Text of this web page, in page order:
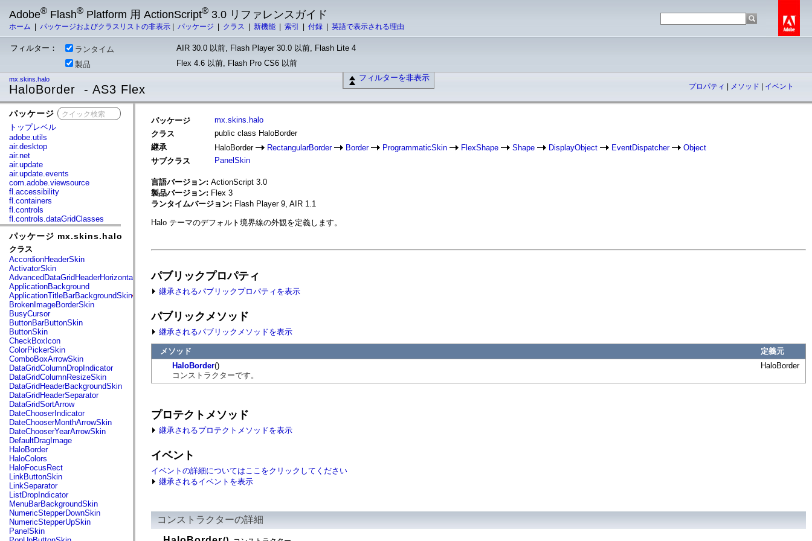
Adobe® Flash® Platform 用 ActionScript® 3.0 リファレンスガイド
ホーム パッケージおよびクラスリストの非表示 パッケージ クラス 新機能 索引 付録 英語で表示される理由
フィルター： ランタイム
AIR 30.0 以前, Flash Player 30.0 以前, Flash Lite 4
製品
Flex 4.6 以前, Flash Pro CS6 以前
フィルターを非表示
mx.skins.halo
HaloBorder - AS3 Flex プロパティ メソッド イベント
パッケージ
トップレベル
adobe.utils
air.desktop
air.net
air.update
air.update.events
com.adobe.viewsource
fl.accessibility
fl.containers
fl.controls
fl.controls.dataGridClasses
fl.controls.listClasses
fl.controls.progressBarClasses
fl.core
fl.data
fl.display
fl.events
fl.ik
fl.lang
fl.livepreview
fl.managers
fl.motion
fl.motion.easing
fl.rsl
fl.text
fl.transitions
fl.transitions.easing
fl.video
flash.accessibility
flash.concurrent
flash.crypto
flash.data
flash.desktop
flash.display
flash.display3D
flash.display3D.textures
flash.errors
flash.events
flash.external
flash.filesystem
flash.filters
flash.geom
flash.globalization
flash.html
flash.media
flash.net
パッケージ mx.skins.halo
クラス
AccordionHeaderSkin
ActivatorSkin
AdvancedDataGridHeaderHorizontalSeparator
ApplicationBackground
ApplicationTitleBarBackgroundSkin
BrokenImageBorderSkin
BusyCursor
ButtonBarButtonSkin
ButtonSkin
CheckBoxIcon
ColorPickerSkin
ComboBoxArrowSkin
DataGridColumnDropIndicator
DataGridColumnResizeSkin
DataGridHeaderBackgroundSkin
DataGridHeaderSeparator
DataGridSortArrow
DateChooserIndicator
DateChooserMonthArrowSkin
DateChooserYearArrowSkin
DefaultDragImage
HaloBorder
HaloColors
HaloFocusRect
LinkButtonSkin
LinkSeparator
ListDropIndicator
MenuBarBackgroundSkin
NumericStepperDownSkin
NumericStepperUpSkin
PanelSkin
パッケージ
mx.skins.halo
クラス
public class HaloBorder
継承
HaloBorder RectangularBorder Border ProgrammaticSkin FlexShape Shape DisplayObject EventDispatcher
Object
サブクラス
PanelSkin
言語バージョン: ActionScript 3.0
製品バージョン: Flex 3
ランタイムバージョン: Flash Player 9, AIR 1.1
Halo テーマのデフォルト境界線の外観を定義します。
パブリックプロパティ
継承されるパブリックプロパティを表示
パブリックメソッド
継承されるパブリックメソッドを表示
メソッド
定義元
HaloBorder()
コンストラクターです。
HaloBorder
プロテクトメソッド
継承されるプロテクトメソッドを表示
イベント
イベントの詳細についてはここをクリックしてください
継承されるイベントを表示
コンストラクターの詳細